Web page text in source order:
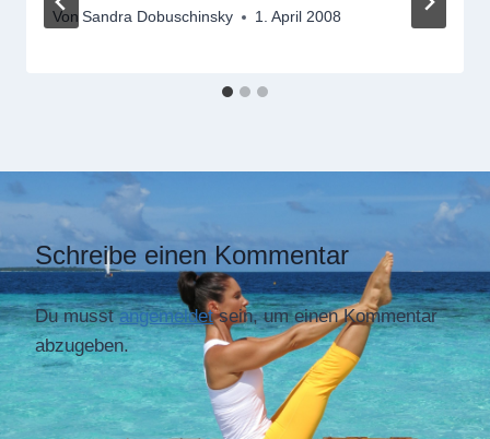
Von Sandra Dobuschinsky 1. April 2008
Schreibe einen Kommentar
Du musstangemeldetsein, um einen Kommentar
abzugeben.